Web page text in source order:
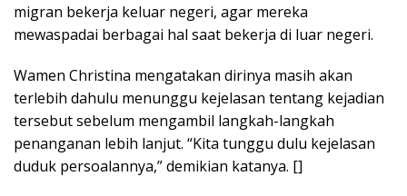
migran bekerja keluar negeri, agar mereka
mewaspadai berbagai hal saat bekerja di luar negeri.
Wamen Christina mengatakan dirinya masih akan
terlebih dahulu menunggu kejelasan tentang kejadian
tersebut sebelum mengambil langkah-langkah
penanganan lebih lanjut. “Kita tunggu dulu kejelasan
duduk persoalannya,” demikian katanya. []